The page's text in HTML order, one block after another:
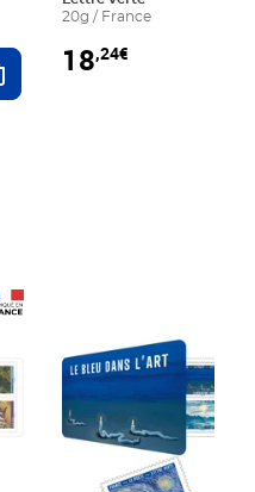
Ajouter au panier
20g / France
18,24€